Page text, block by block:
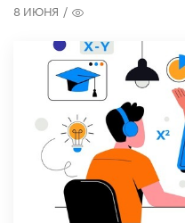
8 ИЮНЯ /